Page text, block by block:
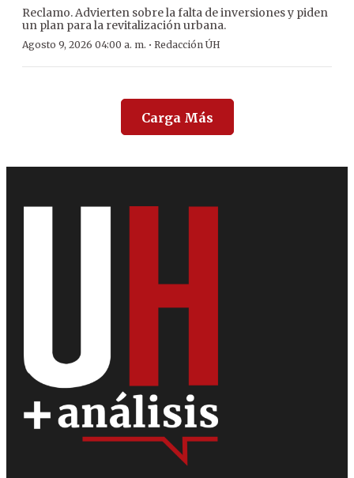
Reclamo. Advierten sobre la falta de inversiones y piden
un plan para la revitalización urbana.
Agosto 9, 2026 04:00 a. m. · Redacción ÚH
Carga Más